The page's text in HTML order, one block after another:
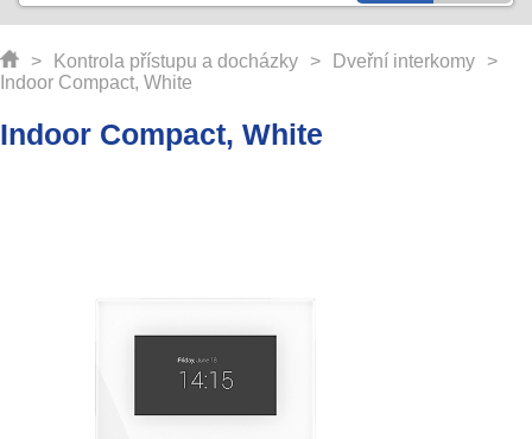
> Kontrola přístupu a docházky > Dveřní interkomy
>
Indoor Compact, White
Indoor Compact, White